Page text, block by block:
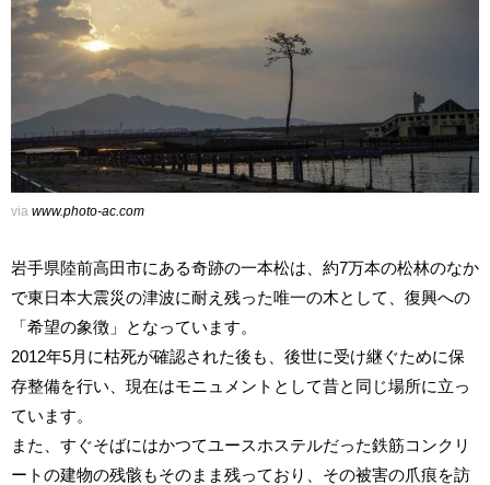
via www.photo-ac.com
岩手県陸前高田市にある奇跡の一本松は、約7万本の松林のなか
で東日本大震災の津波に耐え残った唯一の木として、復興への
「希望の象徴」となっています。
2012年5月に枯死が確認された後も、後世に受け継ぐために保
存整備を行い、現在はモニュメントとして昔と同じ場所に立っ
ています。
また、すぐそばにはかつてユースホステルだった鉄筋コンクリ
ートの建物の残骸もそのまま残っており、その被害の爪痕を訪